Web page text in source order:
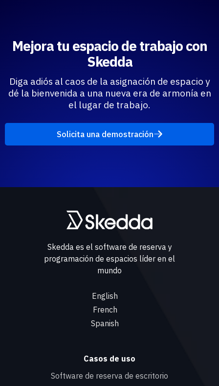
Mejora tu espacio de trabajo con
Skedda
Diga adiós al caos de la asignación de espacio y
dé la bienvenida a una nueva era de armonía en
el lugar de trabajo.
Solicita una demostración
Skedda es el software de reserva y
programación de espacios líder en el
mundo
English
French
Spanish
Casos de uso
Software de reserva de escritorio